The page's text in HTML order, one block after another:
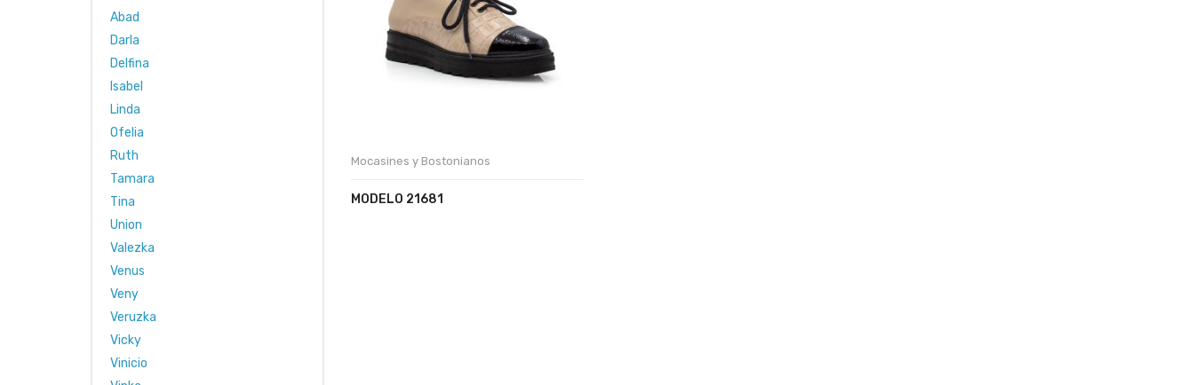
Mocasines y Bostonianos
MODELO 21681
Abad
Darla
Delfina
Isabel
Linda
Ofelia
Ruth
Tamara
Tina
Union
Valezka
Venus
Veny
Veruzka
Vicky
Vinicio